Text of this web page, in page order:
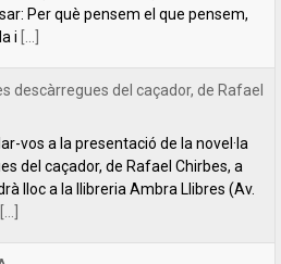
Per què pensem el que pensem,
i [...]
descàrregues del caçador, de Rafael
vos a la presentació de la novel·la
del caçador, de Rafael Chirbes, a
lloc a la llibreria Ambra Llibres (Av.
[...]